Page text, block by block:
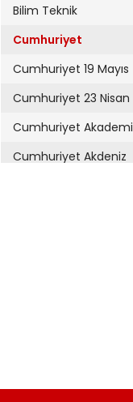
Bilim Teknik
Cumhuriyet
Cumhuriyet 19 Mayıs
Cumhuriyet 23 Nisan
Cumhuriyet Akademi
Cumhuriyet Akdeniz
Cumhuriyet Çevre